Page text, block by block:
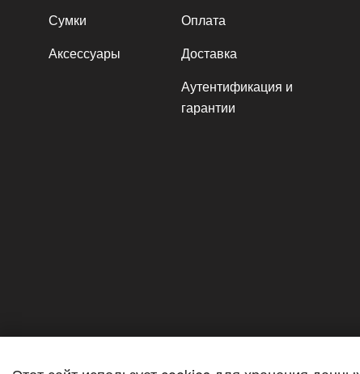
Сумки
Аксессуары
Оплата
Доставка
Аутентификация и
гарантии